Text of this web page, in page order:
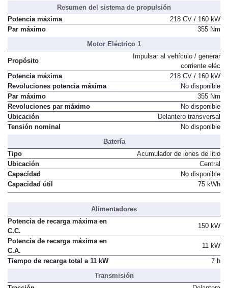
Resumen del sistema de propulsión
Potencia máxima
218 CV / 160 kW
Par máximo
355 Nm
Motor Eléctrico 1
Propósito
Impulsar al vehículo / generar
corriente eléc
Potencia máxima
218 CV / 160 kW
Revoluciones potencia máxima
No disponible
Par máximo
355 Nm
Revoluciones par máximo
No disponible
Ubicación
Delantero transversal
Tensión nominal
No disponible
Batería
Tipo
Acumulador de iones de litio
Ubicación
Central
Capacidad
No disponible
Capacidad útil
75 kWh
Alimentadores
Potencia de recarga máxima en
C.C.
150 kW
Potencia de recarga máxima en
C.A.
11 kW
Tiempo de recarga total a 11 kW
7 h
Transmisión